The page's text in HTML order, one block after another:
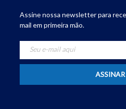
Assine nossa newsletter para
mail em primeira mão.